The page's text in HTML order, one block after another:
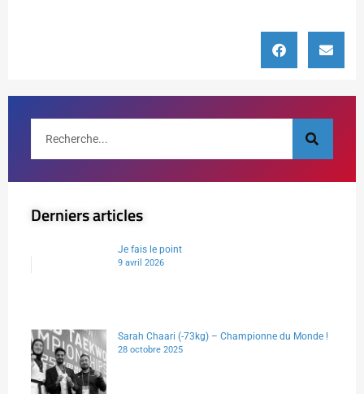
Derniers articles
Je fais le point
9 avril 2026
Sarah Chaari (-73kg) – Championne du Monde !
28 octobre 2025